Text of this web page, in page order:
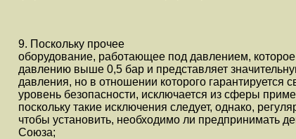
9. Поскольку прочее
оборудование, работающее под давлением,
давлению выше 0,5 бар и представляет
давления, но в отношении которого гарантируется
уровень безопасности, исключается из сферы
поскольку такие исключения следует, однако,
чтобы установить, необходимо ли предпринимать
Союза;